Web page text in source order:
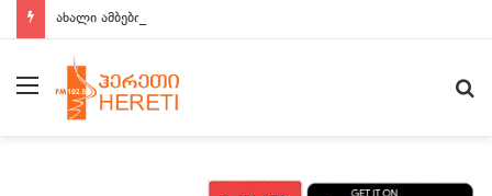
ახალი ამბები 15:00 საათზე
მენიუ